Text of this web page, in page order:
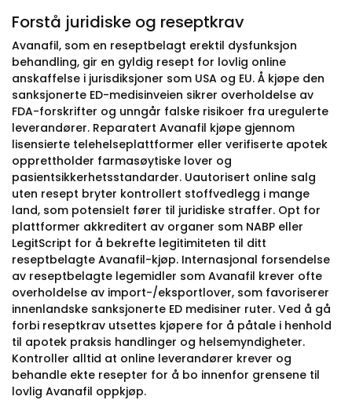
Forstå juridiske og reseptkrav
Avanafil, som en reseptbelagt erektil dysfunksjon
behandling, gir en gyldig resept for lovlig online
anskaffelse i jurisdiksjoner som USA og EU. Å kjøpe den
sanksjonerte ED-medisinveien sikrer overholdelse av
FDA-forskrifter og unngår falske risikoer fra uregulerte
leverandører. Reparatert Avanafil kjøpe gjennom
lisensierte telehelseplattformer eller verifiserte apotek
opprettholder farmasøytiske lover og
pasientsikkerhetsstandarder. Uautorisert online salg
uten resept bryter kontrollert stoffvedlegg i mange
land, som potensielt fører til juridiske straffer. Opt for
plattformer akkreditert av organer som NABP eller
LegitScript for å bekrefte legitimiteten til ditt
reseptbelagte Avanafil-kjøp. Internasjonal forsendelse
av reseptbelagte legemidler som Avanafil krever ofte
overholdelse av import-/eksportlover, som favoriserer
innenlandske sanksjonerte ED medisiner ruter. Ved å gå
forbi reseptkrav utsettes kjøpere for å påtale i henhold
til apotek praksis handlinger og helsemyndigheter.
Kontroller alltid at online leverandører krever og
behandle ekte resepter for å bo innenfor grensene til
lovlig Avanafil oppkjøp.